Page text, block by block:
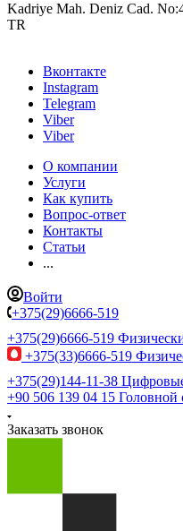
Kadriye Mah. Deniz Cad.
TR
Вконтакте
Instagram
Telegram
Viber
Viber
О компании
Услуги
Как купить
Вопрос-ответ
Контакты
Статьи
...
Войти
+375(29)6666-519
+375(29)6666-519
+375(33)6666-519
+375(29)144-11-38
+90 506 139 04 15 Головной
Заказать звонок